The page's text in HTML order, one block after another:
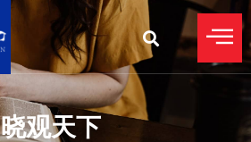
晓观天下